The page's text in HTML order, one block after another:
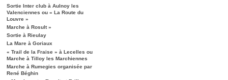
Sortie Inter club à Aulnoy les
Valenciennes ou « La Route du
Louvre »
Marche à Rosult »
Sortie à Rieulay
La Mare à Goriaux
« Trail de la Fraise » à Lecelles ou
Marche à Tilloy les Marchiennes
Marche à Rumegies organisée par
René Béghin